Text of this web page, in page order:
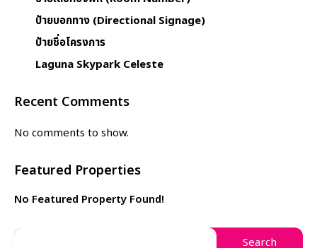
ป้ายบอกทาง (Directional Signage)
ป้ายชื่อโครงการ
Laguna Skypark Celeste
Recent Comments
No comments to show.
Featured Properties
No Featured Property Found!